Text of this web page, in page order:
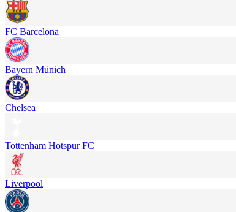
FC Barcelona
Bayern Múnich
Chelsea
Tottenham Hotspur FC
Liverpool